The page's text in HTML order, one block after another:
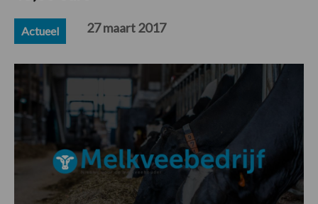
Actueel 27 maart 2017